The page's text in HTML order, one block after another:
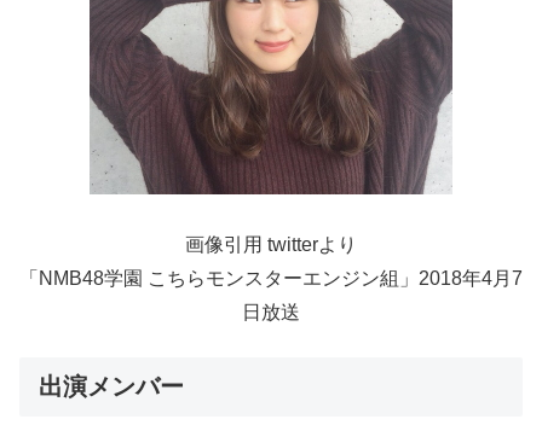
画像引用 twitterより
「NMB48学園 こちらモンスターエンジン組」2018年4月7
日放送
出演メンバー